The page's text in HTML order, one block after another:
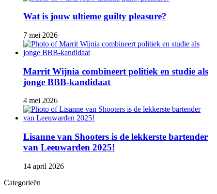
Wat is jouw ultieme guilty pleasure?
7 mei 2026
Marrit Wijnia combineert politiek en studie als
jonge BBB‑kandidaat
4 mei 2026
Lisanne van Shooters is de lekkerste bartender
van Leeuwarden 2025!
14 april 2026
Categorieën